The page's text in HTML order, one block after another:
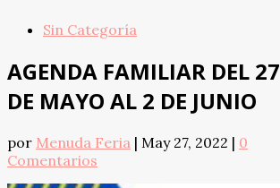
Sin Categoría
AGENDA FAMILIAR DEL 27
DE MAYO AL 2 DE JUNIO
por Menuda Feria | May 27, 2022 | 0
Comentarios